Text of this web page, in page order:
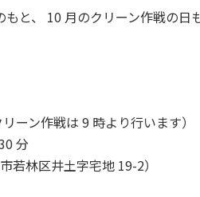
と、 10 月のクリーン作戦の日
ーン作戦は 9 時より行います）
分
若林区井土字宅地 19-2）